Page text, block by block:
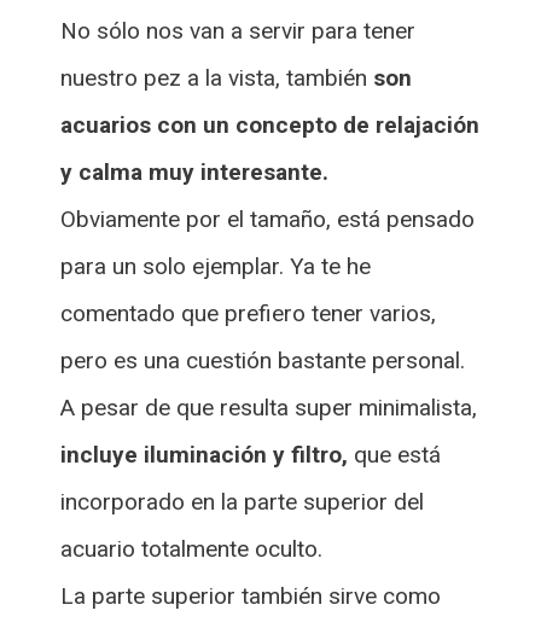
No sólo nos van a servir para tener
nuestro pez a la vista, también son
acuarios con un concepto de relajación
y calma muy interesante.
Obviamente por el tamaño, está pensado
para un solo ejemplar. Ya te he
comentado que prefiero tener varios,
pero es una cuestión bastante personal.
A pesar de que resulta super minimalista,
incluye iluminación y filtro, que está
incorporado en la parte superior del
acuario totalmente oculto.
La parte superior también sirve como